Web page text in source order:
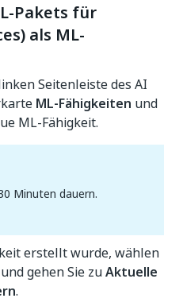
Pakets für
als ML-
Seitenleiste des AI
ML-Fähigkeiten und
ML-Fähigkeit.
Minuten dauern.
erstellt wurde, wählen
gehen Sie zuAktuelle
.